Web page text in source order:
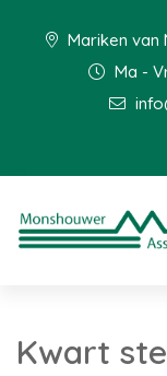
Mariken van
Ma -
Kwart